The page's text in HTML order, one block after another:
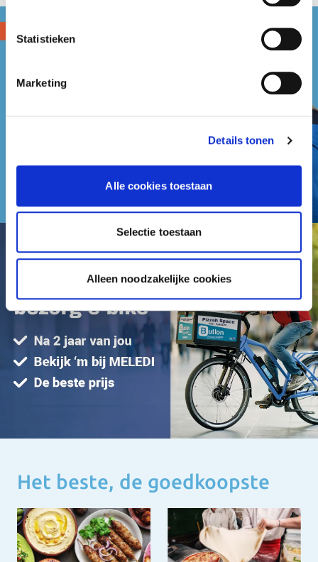
Statistieken
Marketing
Details tonen
Alle cookies toestaan
Selectie toestaan
Alleen noodzakelijke cookies
Het beste, de goedkoopste